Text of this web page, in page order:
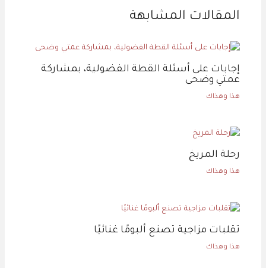
المقالات المشابهة
إجابات على أسئلة القطة الفضولية، بمشاركة
عمتي وضحى
هذا وهذاك
رحلة المريخ
هذا وهذاك
تقلبات مزاجية تصنع ألبومًا غنائيًا
هذا وهذاك